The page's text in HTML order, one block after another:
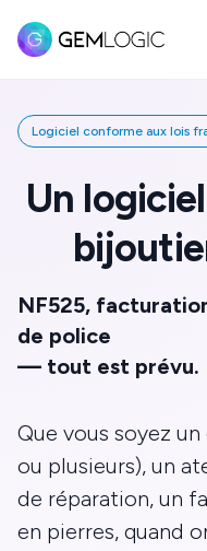
Logiciel conforme aux lois
Un
NF525,
de police
— tout est prévu.
Que vous soyez
ou plusieurs), un
de réparation, un
en pierres, quand